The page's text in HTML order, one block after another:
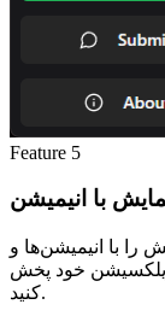
Feature 5
با انیمیشن
با انیمیشن‌ها و
خود پخش
کنید.